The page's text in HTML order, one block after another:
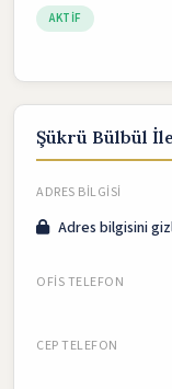
AKTIF
Şükrü Bülbül
ADRES BILGISI
Adres bilgisini
OFIS TELEFON
CEP TELEFON